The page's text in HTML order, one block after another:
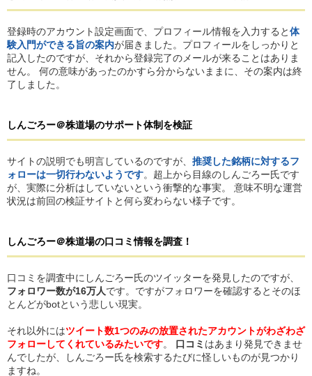
登録時のアカウント設定画面で、プロフィール情報を入力すると体
験入門ができる旨の案内が届きました。プロフィールをしっかりと
記入したのですが、それから登録完了のメールが来ることはありま
せん。 何の意味があったのかすら分からないままに、その案内は終
了しました。
しんごろー＠株道場のサポート体制を検証
サイトの説明でも明言しているのですが、 推奨した銘柄に対するフ
ォローは一切行わないようです。超上から目線のしんごろー氏です
が、実際に分析はしていないという衝撃的な事実。 意味不明な運営
状況は前回の検証サイトと何ら変わらない様子です。
しんごろー＠株道場の口コミ情報を調査！
口コミを調査中にしんごろー氏のツイッターを発見したのですが、
フォロワー数が16万人です。ですがフォロワーを確認するとそのほ
とんどがbotという悲しい現実。
それ以外にはツイート数1つのみの放置されたアカウントがわざわざ
フォローしてくれているみたいです。 口コミ はあまり発見できませ
んでしたが、しんごろー氏を検索するたびに怪しいものが見つかり
ますね。